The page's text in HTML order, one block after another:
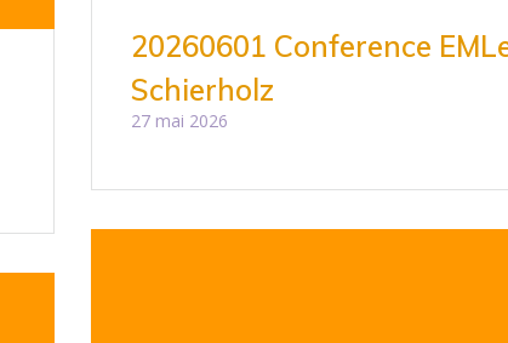
20260601 Conference
Schierholz
27 mai 2026